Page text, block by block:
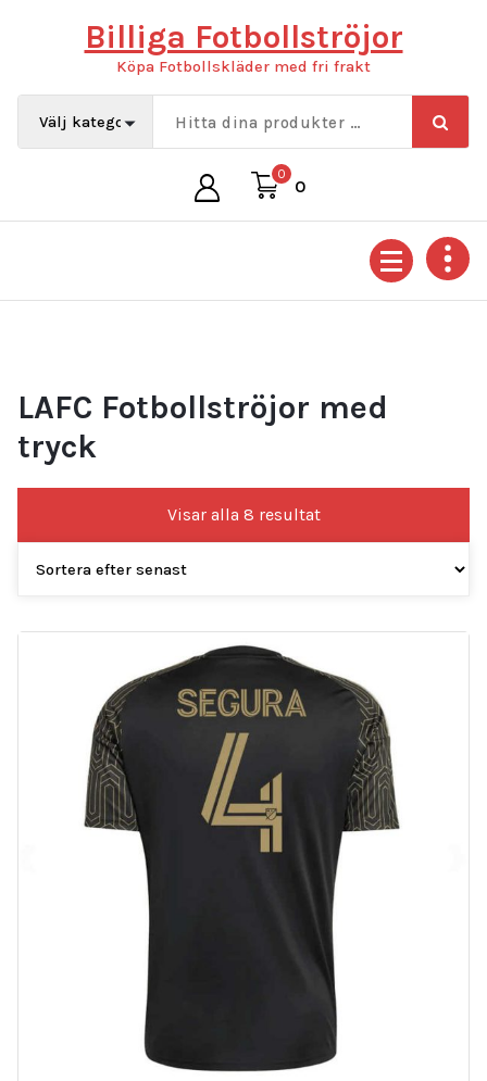
Billiga Fotbollströjor
Köpa Fotbollskläder med fri frakt
0
0
LAFC Fotbollströjor med
tryck
Visar alla 8 resultatSortera
efter